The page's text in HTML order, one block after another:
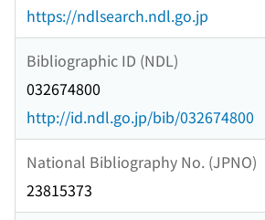
https://ndlsearch.ndl.go.jp
Bibliographic ID (NDL)
032674800
http://id.ndl.go.jp/bib/032674800
National Bibliography No. (JPNO)
23815373